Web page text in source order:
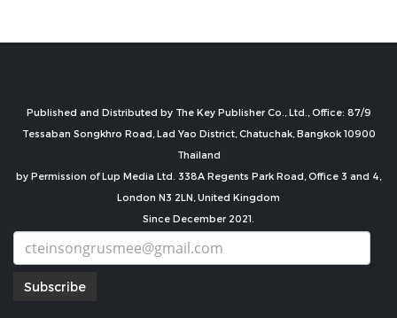
Published and Distributed by The Key Publisher Co., Ltd., Office: 87/9
Tessaban Songkhro Road, Lad Yao District, Chatuchak, Bangkok 10900
Thailand
by Permission of Lup Media Ltd. 338A Regents Park Road, Office 3 and 4,
London N3 2LN, United Kingdom
Since December 2021.
Subscribe